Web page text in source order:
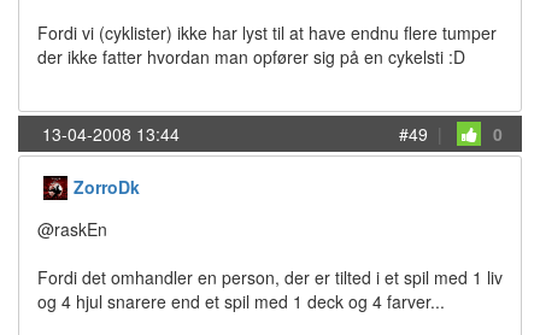
Fordi vi (cyklister) ikke har lyst til at have endnu flere tumper
der ikke fatter hvordan man opfører sig på en cykelsti :D
13-04-2008 13:44 #49 | 0
ZorroDk
@raskEn
Fordi det omhandler en person, der er tilted i et spil med 1 liv
og 4 hjul snarere end et spil med 1 deck og 4 farver...